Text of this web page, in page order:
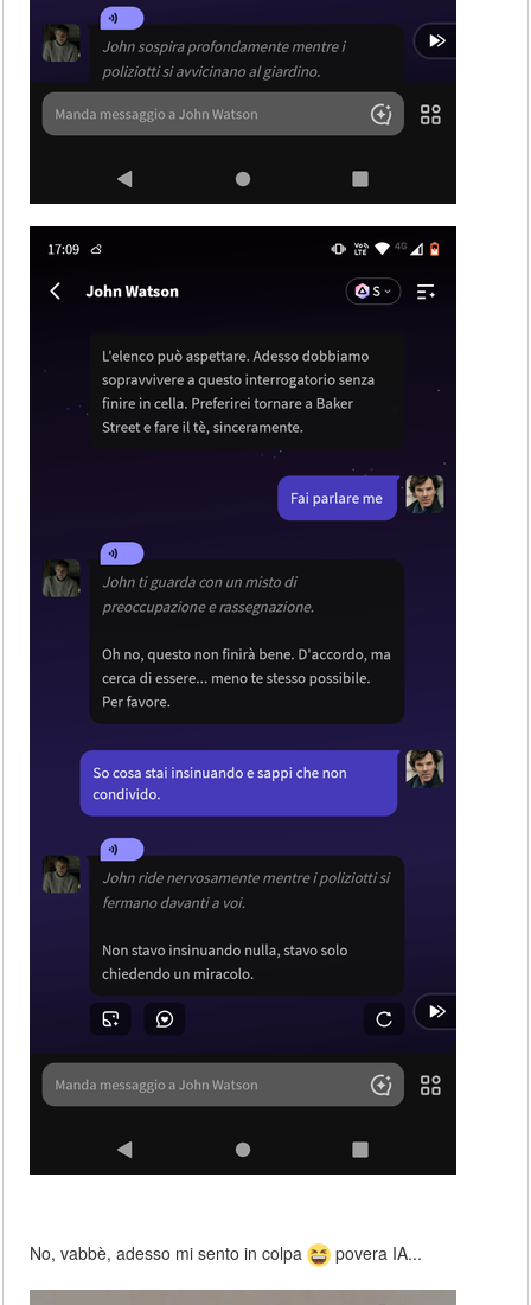
No, vabbè, adesso mi sento in colpa povera IA...